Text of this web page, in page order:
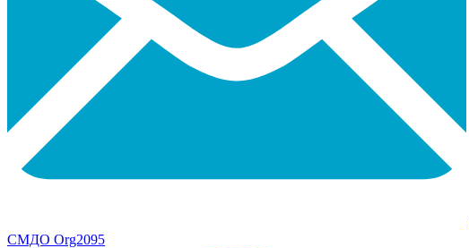
СМДО Org2095